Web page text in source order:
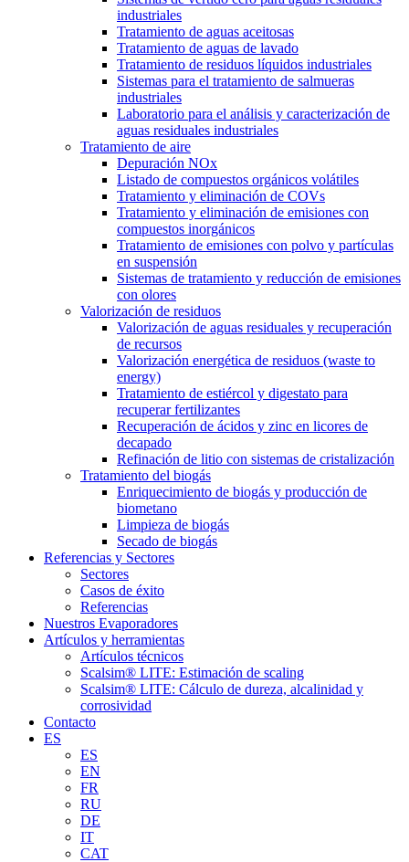
industriales
Tratamiento de aguas aceitosas
Tratamiento de aguas de lavado
Tratamiento de residuos líquidos industriales
Sistemas para el tratamiento de salmueras
industriales
Laboratorio para el análisis y caracterización de
aguas residuales industriales
Tratamiento de aire
Depuración NOx
Listado de compuestos orgánicos volátiles
Tratamiento y eliminación de COVs
Tratamiento y eliminación de emisiones con
compuestos inorgánicos
Tratamiento de emisiones con polvo y partículas
en suspensión
Sistemas de tratamiento y reducción de emisiones
con olores
Valorización de residuos
Valorización de aguas residuales y recuperación
de recursos
Valorización energética de residuos (waste to
energy)
Tratamiento de estiércol y digestato para
recuperar fertilizantes
Recuperación de ácidos y zinc en licores de
decapado
Refinación de litio con sistemas de cristalización
Tratamiento del biogás
Enriquecimiento de biogás y producción de
biometano
Limpieza de biogás
Secado de biogás
Referencias y Sectores
Sectores
Casos de éxito
Referencias
Nuestros Evaporadores
Artículos y herramientas
Artículos técnicos
Scalsim® LITE: Estimación de scaling
Scalsim® LITE: Cálculo de dureza, alcalinidad y
corrosividad
Contacto
ES
ES
EN
FR
RU
DE
IT
CAT